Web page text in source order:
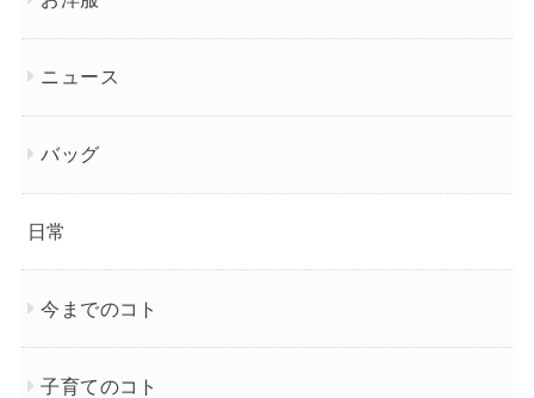
ニュース
バッグ
日常
今までのコト
子育てのコト